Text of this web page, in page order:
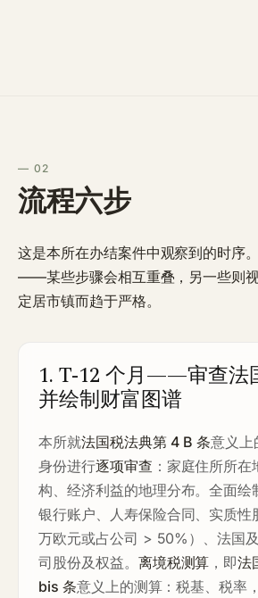
— 02
流程六步
这是本所在办结案件中观察到的时序
——某些步骤会相互重叠，另一些则
定居市镇而趋于严格。
1. T-12 个月——审查法
并绘制财富图谱
本所就法国税法典第 4 B 条意义上
身份进行逐项审查 ：家庭住所所
构、经济利益的地理分布。全面
银行账户、人寿保险合同、实质
万欧元或占公司 > 50%）、法国
司股份及权益。 离境税测算 ，即法
bis 条意义上的测算：税基、税率